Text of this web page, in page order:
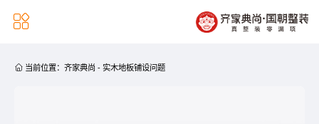

 当前位置： 齐家典尚 - 实木地板铺设问题